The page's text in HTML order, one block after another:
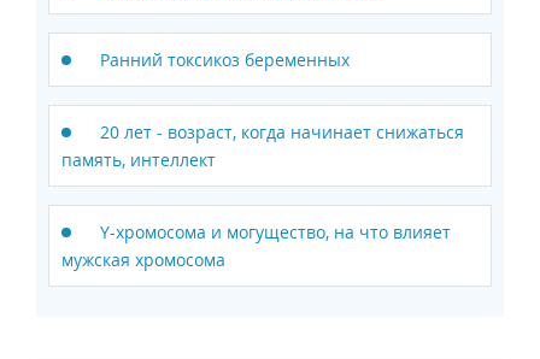
Ранний токсикоз беременных
20 лет - возраст, когда начинает снижаться
память, интеллект
Y-хромосома и могущество, на что влияет
мужская хромосома